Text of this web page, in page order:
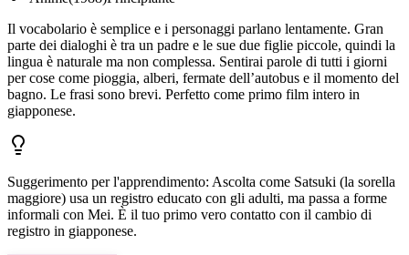
Il vocabolario è semplice e i personaggi parlano lentamente. Gran
parte dei dialoghi è tra un padre e le sue due figlie piccole, quindi la
lingua è naturale ma non complessa. Sentirai parole di tutti i giorni
per cose come pioggia, alberi, fermate dell’autobus e il momento del
bagno. Le frasi sono brevi. Perfetto come primo film intero in
giapponese.
Suggerimento per l'apprendimento: Ascolta come Satsuki (la sorella
maggiore) usa un registro educato con gli adulti, ma passa a forme
informali con Mei. È il tuo primo vero contatto con il cambio di
registro in giapponese.